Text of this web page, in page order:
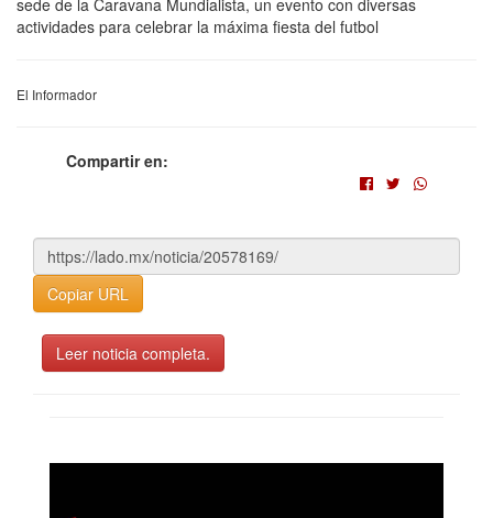
actividades para celebrar la máxima fiesta del futbol
El Informador
Compartir en:
Copiar URL
Leer noticia completa.